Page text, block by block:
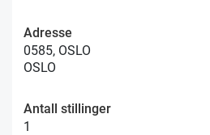
Adresse
0585, OSLO
OSLO
Antall stillinger
1